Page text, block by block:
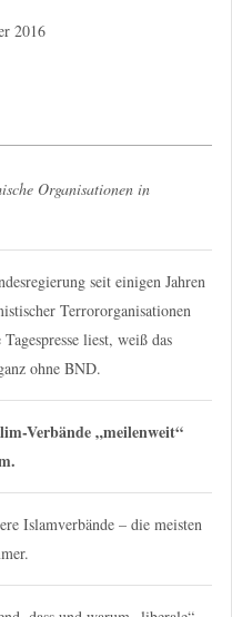
2016
Organisationen in
seit einigen Jahren
Terrororganisationen
liest, weiß das
ohne BND.
Verbände „meilenweit“
Islamverbände – die meisten